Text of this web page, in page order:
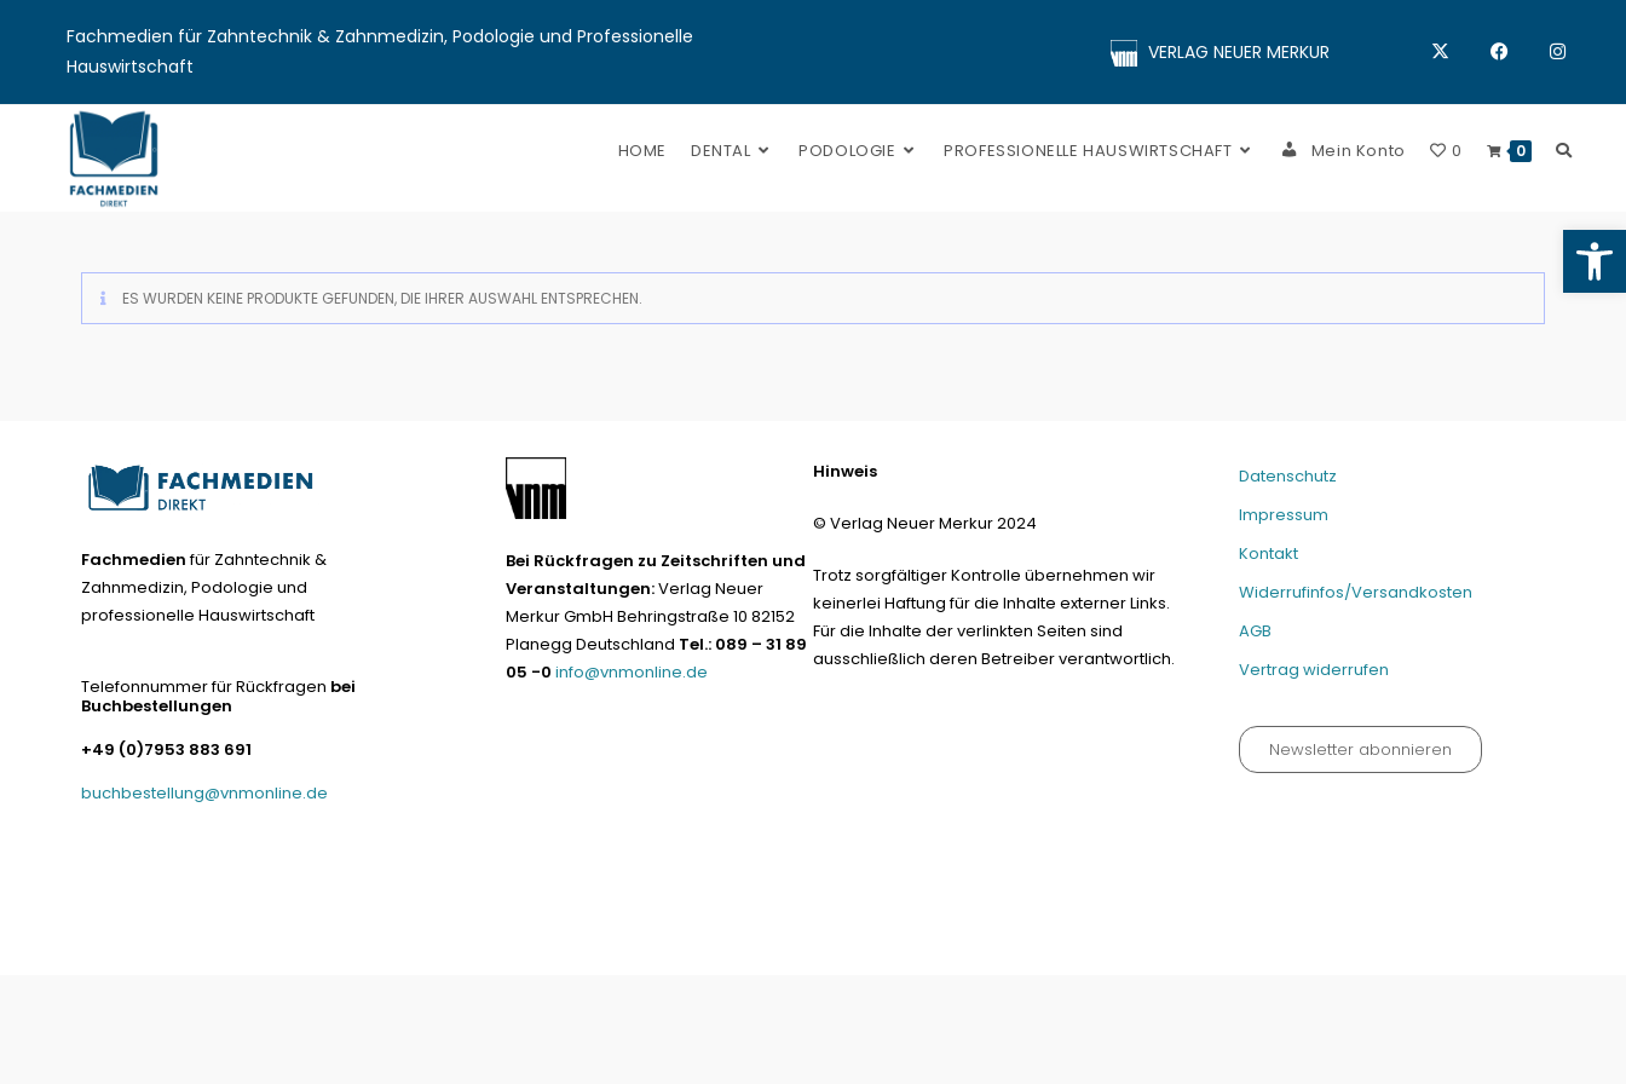
Fachmedien für Zahntechnik & Zahnmedizin, Podologie und Professionelle
Hauswirtschaft
VERLAG NEUER MERKUR
HOME DENTAL PODOLOGIE PROFESSIONELLE HAUSWIRTSCHAFT Mein Konto 0 0
ES WURDEN KEINE PRODUKTE GEFUNDEN, DIE IHRER AUSWAHL ENTSPRECHEN.
Fachmedienfür Zahntechnik &
Zahnmedizin, Podologie und
professionelle Hauswirtschaft
Telefonnummer für Rückfragen bei
Buchbestellungen
+49 (0)7953 883 691
buchbestellung@vnmonline.de
Bei Rückfragen zu Zeitschriften und
Veranstaltungen:Verlag Neuer
Merkur GmbH Behringstraße 10 82152
Planegg Deutschland Tel.: 089 – 31 89
05 -0 info@vnmonline.de
Hinweis
© Verlag Neuer Merkur 2024
Trotz sorgfältiger Kontrolle übernehmen wir
keinerlei Haftung für die Inhalte externer Links.
Für die Inhalte der verlinkten Seiten sind
ausschließlich deren Betreiber verantwortlich.
Datenschutz
Impressum
Kontakt
Widerrufinfos/Versandkosten
AGB
Vertrag widerrufen
Newsletter abonnieren